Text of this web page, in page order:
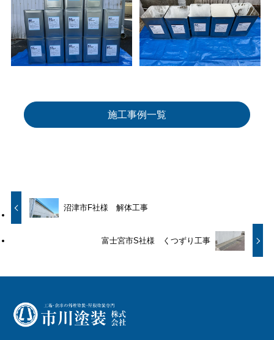
施工事例一覧
沼津市F社様 解体工事
富士宮市S社様 くつずり工事